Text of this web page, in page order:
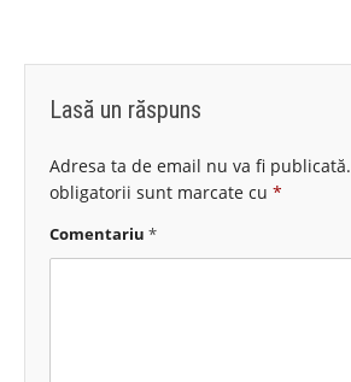
Lasă un răspuns
Adresa ta de email nu va fi publicată.
obligatorii sunt marcate cu *
Comentariu *